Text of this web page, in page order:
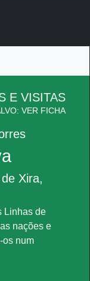
E VISITAS
VER FICHA
Xira,
Linhas de
nações e
os num